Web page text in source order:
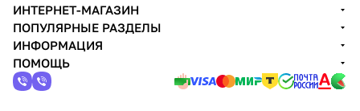
ИНТЕРНЕТ-МАГАЗИН
ПОПУЛЯРНЫЕ РАЗДЕЛЫ
ИНФОРМАЦИЯ
ПОМОЩЬ